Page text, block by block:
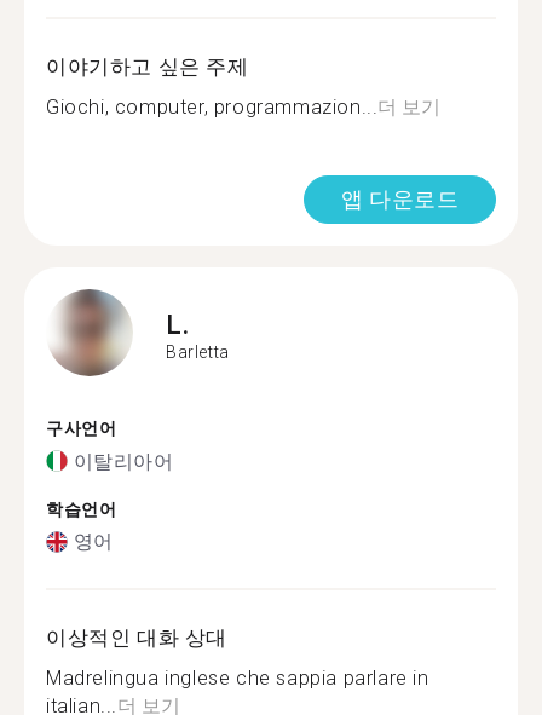
이야기하고 싶은 주제
Giochi, computer, programmazion...더 보기
앱 다운로드
L.
Barletta
구사언어
이탈리아어
학습언어
영어
이상적인 대화 상대
Madrelingua inglese che sappia parlare in
italian...더 보기